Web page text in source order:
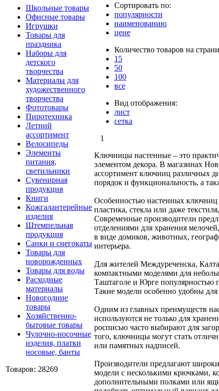
Школьные товары
Офисные товары
Игрушки
Товары для
праздника
Наборы для
детского
творчества
Материалы для
художественного
творчества
Фототовары
Пиротехника
Летний
ассортимент
Велосипеды
Элементы
питания,
светильники
Сувенирная
продукция
Книги
Кожгалантерейные
изделия
Штемпельная
продукция
Санки и снегокаты
Товары для
новорожденных
Товары для воды
Расходные
материалы
Новогодние
товары
Хозяйственно-
бытовые товары
Чулочно-носочные
изделия, платки
носовые, банты
Товаров: 28269
Сортировать по:
популярности
наименованию
цене
Количество товаров на
15
50
100
все
Вид отображения:
лист
сетка
1
Ключницы настенные – это
элементом декора. В магазинах
ассортимент ключниц различных
порядок и функциональность, а
Особенностью настенных ключниц
пластика, стекла или даже
Современные производители
отделениями для хранения
в виде домиков, животных,
интерьера.
Для жителей Междуреченска,
компактными моделями для
Таштаголе и Юрге популярностью
Такие модели особенно удобны
Одним из главных преимуществ
используются не только для
росписью часто выбирают для
того, ключницы могут стать
или памятных надписей.
Производители предлагают
модели с несколькими крючками,
дополнительными полками или